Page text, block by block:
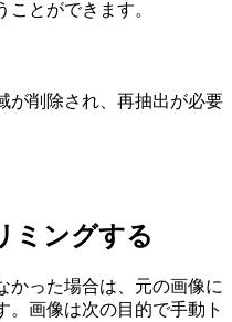
とができます。
が削除され、再抽出が必要
ミングする
かった場合は、元の画像に
。画像は次の目的で手動ト